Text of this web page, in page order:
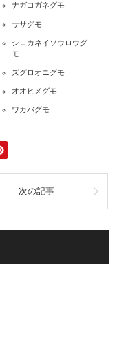
ナガコガネグモ
ササグモ
シロカネイソウロウグ
モ
ズグロオニグモ
オオヒメグモ
ワカバグモ
次の記事